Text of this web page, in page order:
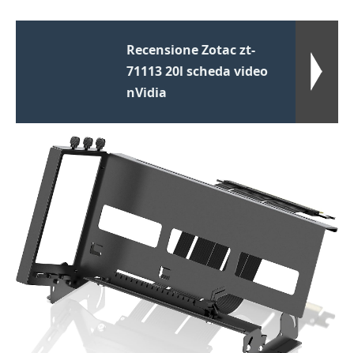
Recensione Zotac zt-
71113 20l scheda video
nVidia